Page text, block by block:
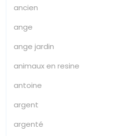
ancien
ange
ange jardin
animaux en resine
antoine
argent
argenté